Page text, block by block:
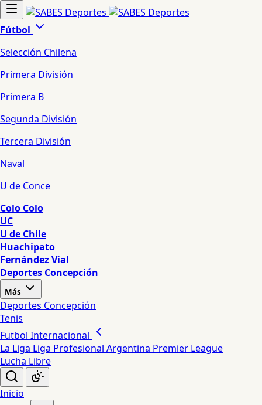
Fútbol
Selección Chilena
Primera División
Primera B
Segunda División
Tercera División
Naval
U de Conce
Colo Colo
UC
U de Chile
Huachipato
Fernández Vial
Deportes Concepción
Más
Deportes Concepción
Tenis
Futbol Internacional
La Liga Liga Profesional Argentina Premier League
Lucha Libre
Inicio